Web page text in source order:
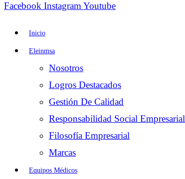
Facebook Instagram Youtube
Inicio
Eleinmsa
Nosotros
Logros Destacados
Gestión De Calidad
Responsabilidad Social Empresarial
Filosofía Empresarial
Marcas
Equipos Médicos